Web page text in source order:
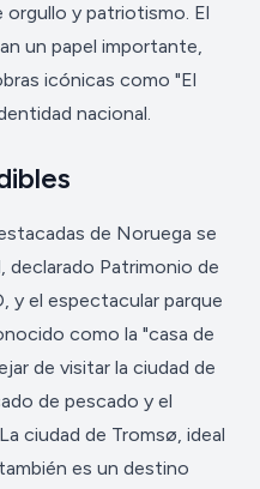
orgullo y patriotismo. El
un papel importante,
icónicas como "El
nacional.
de Noruega se
declarado Patrimonio de
y el espectacular parque
como la "casa de
de visitar la ciudad de
de pescado y el
ciudad de Tromsø, ideal
es un destino